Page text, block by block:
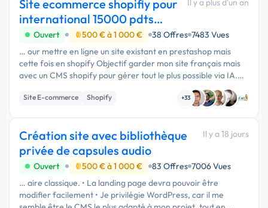
Site ecommerce shopifiy pour
international 15000 pdts
environ 6 langue
Il y a plus d'un an
Ouvert 500 € à 1 000 € 38 Offres 7483 Vues
… our mettre en ligne un site existant en prestashop mais
cette fois en shopify Objectif garder mon site français mais
avec un CMS shopify pour gérer tout le plus possible via IA.
Ensuite récupération des commandes et consolidations dans
un ERP …
Site E-commerce
Shopify
+33
Création site avec bibliothèque
privée de capsules audio
Il y a 18 jours
Ouvert 500 € à 1 000 € 83 Offres 7006 Vues
… aire classique. • La landing page devra pouvoir être
modifier facilement • Je privilégie WordPress, car il me